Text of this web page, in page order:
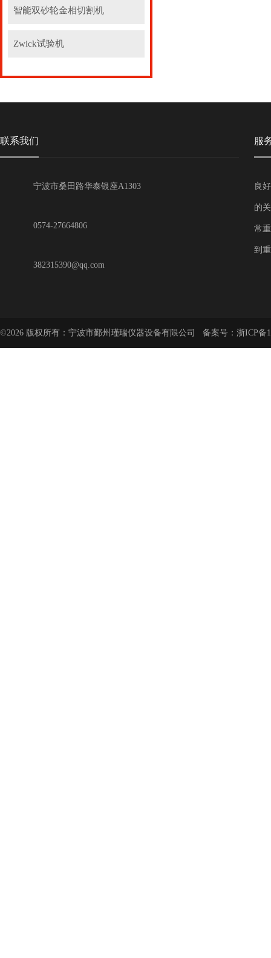
智能双砂轮金相切割机
Zwick试验机
联系我们
宁波市桑田路华泰银座A1303
0574-27664806
382315390@qq.com
服
良
的
常
到
©2026 版权所有：宁波市鄞州瑾瑞仪器设备有限公司 备案号： 浙ICP备